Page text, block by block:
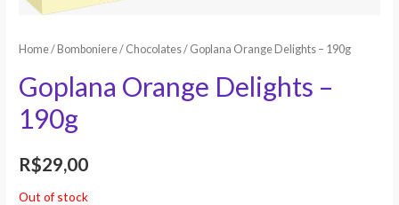
Home/ Bomboniere/ Chocolates/ Goplana Orange Delights – 190g
Goplana Orange Delights –
190g
R$29,00
Out of stock